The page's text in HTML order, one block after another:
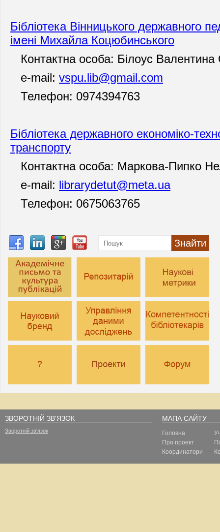
Бібліотека Вінницького державного
імені Михайла Коцюбинського
Контактна особа: Білоус Валентина
e-mail: vspu.lib@gmail.com
Телефон: 0974394763
Бібліотека державного економіко-
транспорту
Контактна особа: Маркова-Пипко
e-mail: librarydetut@meta.ua
Телефон: 0675063765
Знайти
ЗВОРОТНІЙ ЗВ'ЯЗОК
Зворотній зв'язок
МАПА САЙТУ
Головна
Про проект
Координатори